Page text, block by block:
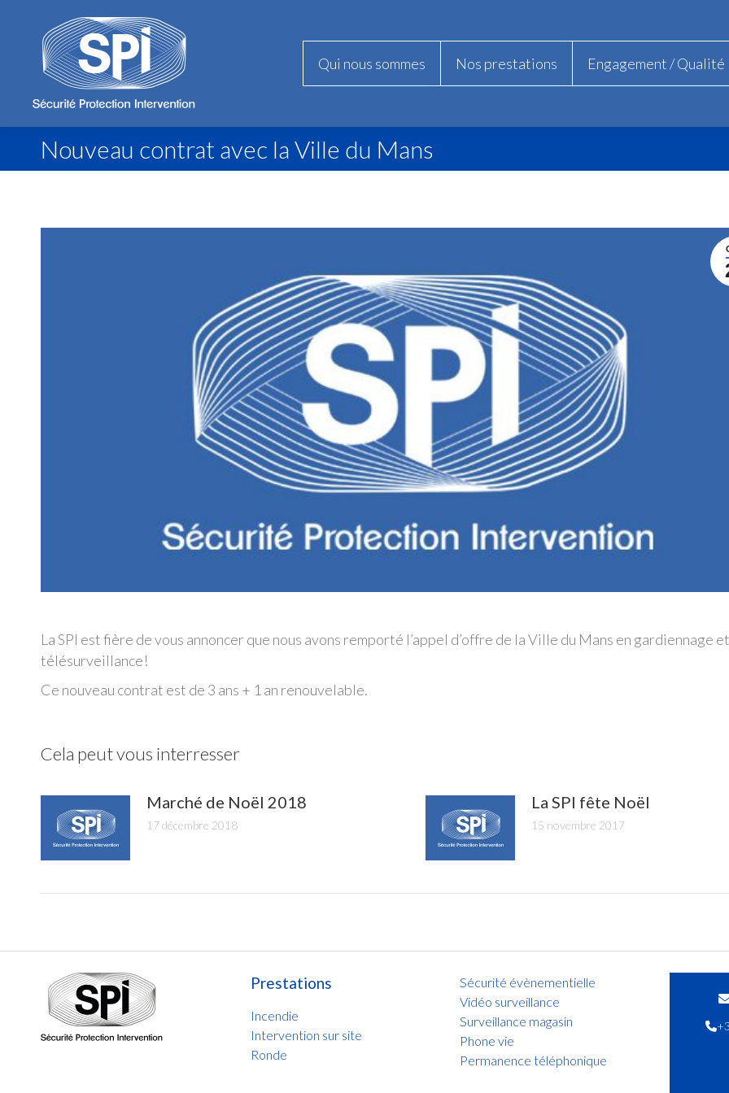
Qui nous sommes Nos prestations Engagement / Qualité
Nouveau contrat avec la Ville du Mans
La SPI est fière de vous annoncer que nous avons remporté l’appel d’offre de la Ville du Mans en gardiennage et
télésurveillance!
Ce nouveau contrat est de 3 ans + 1 an renouvelable.
Cela peut vous interresser
Marché de Noël 2018
17 décembre 2018
La SPI fête Noël
15 novembre 2017
Prestations
Incendie
Intervention sur site
Ronde
Sécurité évènementielle
Vidéo surveillance
Surveillance magasin
Phone vie
Permanence téléphonique
Qui nous sommes Nos prestations Engagement / Qualité